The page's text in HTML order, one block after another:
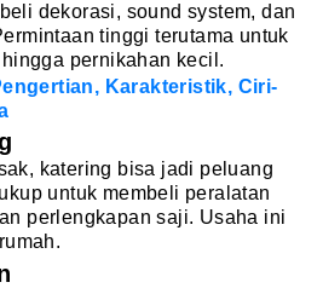
dekorasi, sound system, dan
tinggi terutama untuk
pernikahan kecil.
Karakteristik, Ciri-
katering bisa jadi peluang
untuk membeli peralatan
perlengkapan saji. Usaha ini